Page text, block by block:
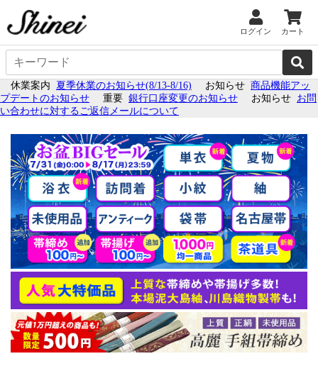
ログイン カート
休業案内 夏季休業のお知らせ(8/13-8/16) お知らせ 商品機能アッ
プデートのお知らせ
重要 銀行口座変更のお知らせ お知らせ お問
い合わせに対するご返信メールについて